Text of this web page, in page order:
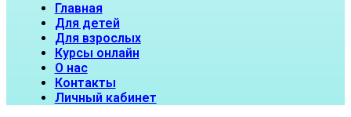
Главная
Для детей
Для взрослых
Курсы онлайн
О нас
Контакты
Личный кабинет